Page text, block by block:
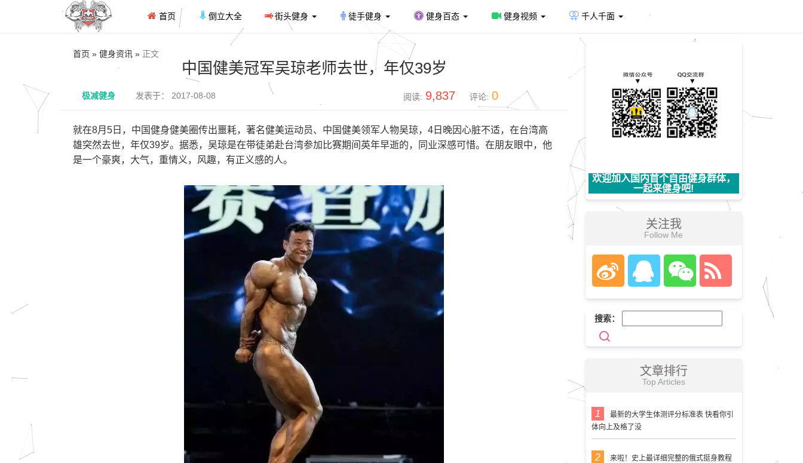
首页 倒立大全 街头健身 徒手健身 健身百态 健身视频 千人千面
首页 » 健身资讯 » 正文
中国健美冠军吴琼老师去世，年仅39岁
极减健身 发表于： 2017-08-08 阅读: 9,837 评论: 0
就在8月5日，中国健身健美圈传出噩耗，著名健美运动员、中国健美领军人物吴琼，4日晚因心脏不适，在台湾高
雄突然去世，年仅39岁。据悉，吴琼是在带徒弟赴台湾参加比赛期间英年早逝的，同业深感可惜。在朋友眼中，他
是一个豪爽，大气，重情义，风趣，有正义感的人。
欢迎加入国内首个自由健身群体，
一起来健身吧!
关注我
Follow Me
搜索：
文章排行
Top Articles
最新的大学生体测评分标准表 快看你引
体向上及格了没
来啦！史上最详细完整的俄式挺身教程